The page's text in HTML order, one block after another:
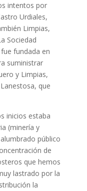
intentos por
Urdiales,
Limpias,
Sociedad
fundada en
suministrar
y Limpias,
que
inicios estaba
(minería y
público
de
que hemos
lastrado por la
la